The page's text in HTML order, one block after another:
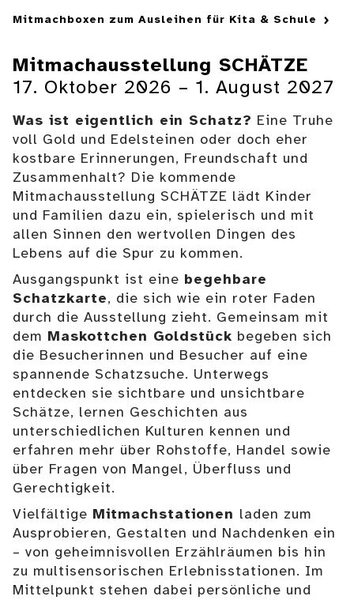
Mitmachboxen zum Ausleihen für Kita & Schule
Mitmachausstellung SCHÄTZE
17. Oktober 2026 – 1. August 2027
Was ist eigentlich ein Schatz? Eine Truhe
voll Gold und Edelsteinen oder doch eher
kostbare Erinnerungen, Freundschaft und
Zusammenhalt? Die kommende
Mitmachausstellung SCHÄTZE lädt Kinder
und Familien dazu ein, spielerisch und mit
allen Sinnen den wertvollen Dingen des
Lebens auf die Spur zu kommen.
Ausgangspunkt ist eine begehbare
Schatzkarte, die sich wie ein roter Faden
durch die Ausstellung zieht. Gemeinsam mit
dem Maskottchen Goldstück begeben sich
die Besucherinnen und Besucher auf eine
spannende Schatzsuche. Unterwegs
entdecken sie sichtbare und unsichtbare
Schätze, lernen Geschichten aus
unterschiedlichen Kulturen kennen und
erfahren mehr über Rohstoffe, Handel sowie
über Fragen von Mangel, Überfluss und
Gerechtigkeit.
Vielfältige Mitmachstationen laden zum
Ausprobieren, Gestalten und Nachdenken ein
– von geheimnisvollen Erzählräumen bis hin
zu multisensorischen Erlebnisstationen. Im
Mittelpunkt stehen dabei persönliche und